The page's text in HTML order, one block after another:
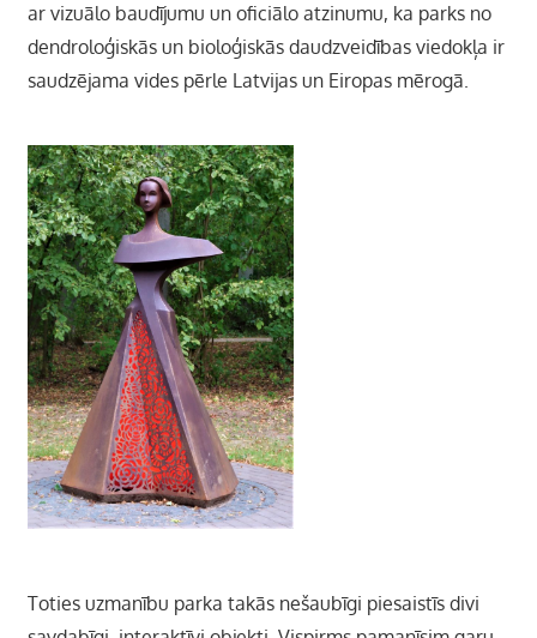
ar vizuālo baudījumu un oficiālo atzinumu, ka parks no
dendroloģiskās un bioloģiskās daudzveidības viedokļa ir
saudzējama vides pērle Latvijas un Eiropas mērogā.
Toties uzmanību parka takās nešaubīgi piesaistīs divi